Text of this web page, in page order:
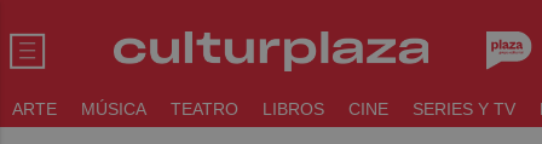
ARTE MÚSICA TEATRO LIBROS CINE SERIES Y TV